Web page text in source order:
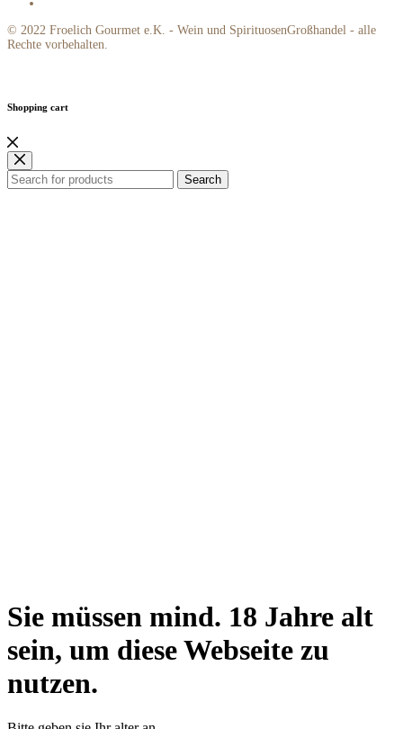
© 2022 Froelich Gourmet e.K. - Wein und SpirituosenGroßhandel - alle
Rechte vorbehalten.
Shopping cart
Search
Sie müssen mind. 18 Jahre alt
sein, um diese Webseite zu
nutzen.